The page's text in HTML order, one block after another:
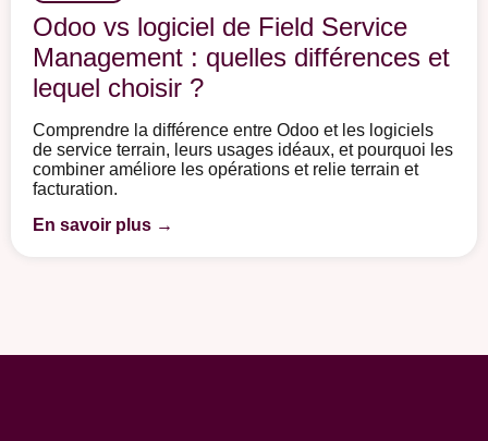
Odoo vs logiciel de Field Service
Management : quelles différences et
lequel choisir ?
Comprendre la différence entre Odoo et les logiciels
de service terrain, leurs usages idéaux, et pourquoi les
combiner améliore les opérations et relie terrain et
facturation.
En savoir plus →